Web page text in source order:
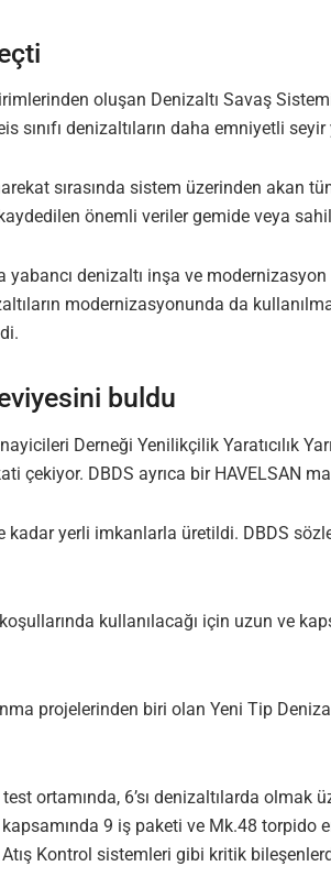
oluşan Denizaltı Savaş
sınıfı denizaltıların daha emniyetli
sırasında sistem üzerinden akan
önemli veriler gemide veya
yabancı denizaltı inşa ve
modernizasyonunda da
buldu
Derneği Yenilikçilik Yaratıcılık
çekiyor. DBDS ayrıca bir HAVELSAN
yerli imkanlarla üretildi. DBDS
kullanılacağı için uzun ve
projelerinden biri olan Yeni Tip
ortamında, 6’sı denizaltılarda
9 iş paketi ve Mk.48 torpido
Kontrol sistemleri gibi kritik